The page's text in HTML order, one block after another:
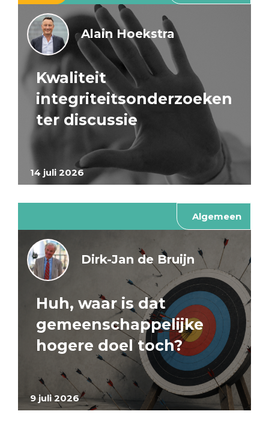
14 juli 2026
Alain Hoekstra
Kwaliteit
integriteitsonderzoeken
ter discussie
Algemeen
9 juli 2026
Dirk-Jan de Bruijn
Huh, waar is dat
gemeenschappelijke
hogere doel toch?